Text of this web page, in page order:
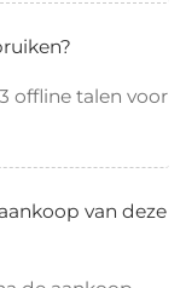
offline talen voor
van deze